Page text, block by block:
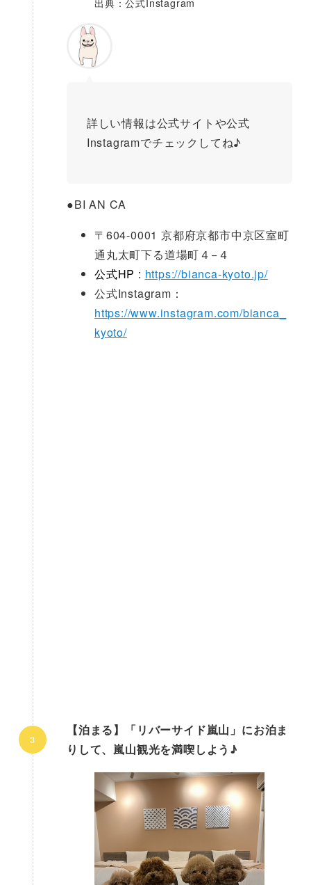
出典：公式Instagram
詳しい情報は公式サイトや公式
Instagramでチェックしてね♪
●BI AN CA
〒604-0001 京都府京都市中京区室町
通丸太町下る道場町４−４
公式HP : https://bianca-kyoto.jp/
公式Instagram：
https://www.instagram.com/bianca_
kyoto/
【泊まる】「リバーサイド嵐山」にお泊ま
りして、嵐山観光を満喫しよう♪